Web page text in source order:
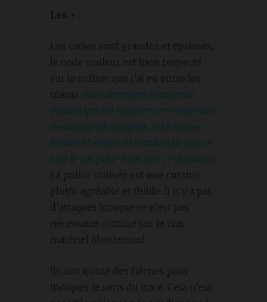
Les + :
Les cartes sont grandes et épaisses,
le code couleur est bien respecté
sur le coffret que j’ai eu entre les
mains mais attention l’ancienne
édition qui est toujours en vente dans
beaucoup d’enseignes a des cartes
bleues et vertes (il semblerait que ce
soit le cas pour mon lien ci-dessous).
La police utilisée est une cursive
plutôt agréable et fluide. Il n’y a pas
d’attaques lorsque ce n’est pas
nécessaire comme sur le vrai
matériel Montessori.
Ils ont ajouté des flèches pour
indiquer le sens du tracé. Cela n’est